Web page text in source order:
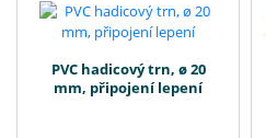
PVC hadicový trn, ø 20
mm, připojení lepení